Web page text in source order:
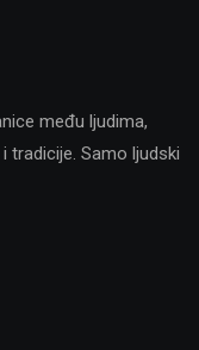
među ljudima,
tradicije. Samo ljudski